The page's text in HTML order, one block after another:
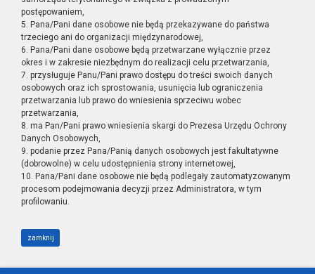
postępowaniem,
5. Pana/Pani dane osobowe nie będą przekazywane do państwa
trzeciego ani do organizacji międzynarodowej,
6. Pana/Pani dane osobowe będą przetwarzane wyłącznie przez
okres i w zakresie niezbędnym do realizacji celu przetwarzania,
7. przysługuje Panu/Pani prawo dostępu do treści swoich danych
osobowych oraz ich sprostowania, usunięcia lub ograniczenia
przetwarzania lub prawo do wniesienia sprzeciwu wobec
przetwarzania,
8. ma Pan/Pani prawo wniesienia skargi do Prezesa Urzędu Ochrony
Danych Osobowych,
9. podanie przez Pana/Panią danych osobowych jest fakultatywne
(dobrowolne) w celu udostępnienia strony internetowej,
10. Pana/Pani dane osobowe nie będą podlegały zautomatyzowanym
procesom podejmowania decyzji przez Administratora, w tym
profilowaniu.
zamknij